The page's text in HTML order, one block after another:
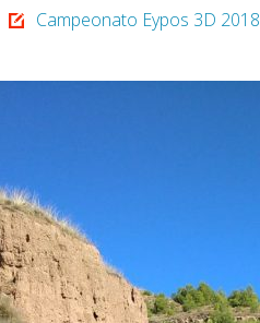
Campeonato Eypos 3D 2018